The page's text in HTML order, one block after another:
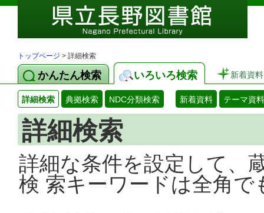
トップページ > 詳細検索
かんたん検索 いろいろ検索 新着資料
詳細検索 典拠検索 NDC分類検索 新着資料 テーマ資料
詳細検索
詳細な条件を設定して、
検 索キーワードは全角